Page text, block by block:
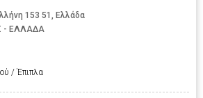
153 51, Ελλάδα
- ΕΛΛΑΔΑ
/ Έπιπλα